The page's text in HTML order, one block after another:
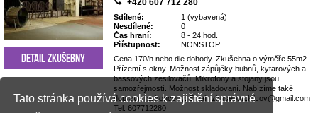
Tato stránka používá cookies k zajištění správné
+420 607 712 280
Sdílené:
1 (vybavená)
Nesdílené:
0
Čas hraní:
8 - 24 hod.
Přístupnost:
NONSTOP
Cena 170/h nebo dle dohody. Zkušebna o výměře 55m2.
Přízemí s okny. Možnost zápůjčky bubnů, kytarových a
bassových zesilovačů. Mikrofony a stojany jsou
samozřejmostí. Možnost skladovaní. Nabízíme také
dopravu na koncerty. Email: zkusebna.klicov@gmail.com
Tel: 607712280
Detail zkušebny